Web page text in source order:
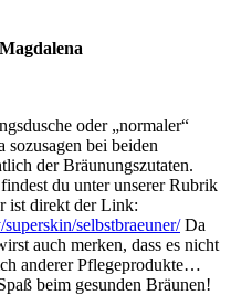
oder „normaler“
sozusagen bei beiden
der Bräunungszutaten.
du unter unserer Rubrik
ist direkt der Link:
selbstbraeuner/Da
auch merken, dass es nicht
anderer Pflegeprodukte…
beim gesunden Bräunen!